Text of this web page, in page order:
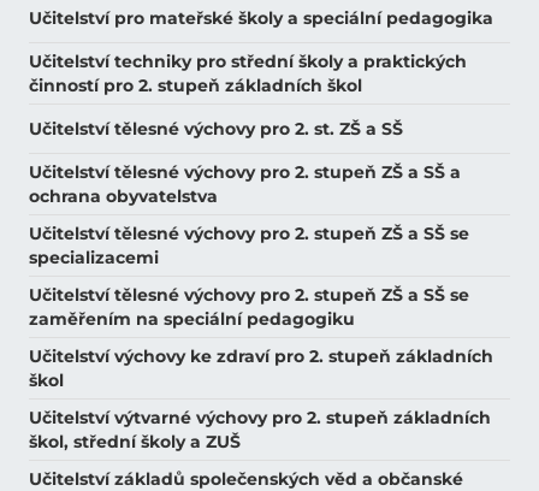
Učitelství pro mateřské školy a speciální pedagogika
Učitelství techniky pro střední školy a praktických
činností pro 2. stupeň základních škol
Učitelství tělesné výchovy pro 2. st. ZŠ a SŠ
Učitelství tělesné výchovy pro 2. stupeň ZŠ a SŠ a
ochrana obyvatelstva
Učitelství tělesné výchovy pro 2. stupeň ZŠ a SŠ se
specializacemi
Učitelství tělesné výchovy pro 2. stupeň ZŠ a SŠ se
zaměřením na speciální pedagogiku
Učitelství výchovy ke zdraví pro 2. stupeň základních
škol
Učitelství výtvarné výchovy pro 2. stupeň základních
škol, střední školy a ZUŠ
Učitelství základů společenských věd a občanské